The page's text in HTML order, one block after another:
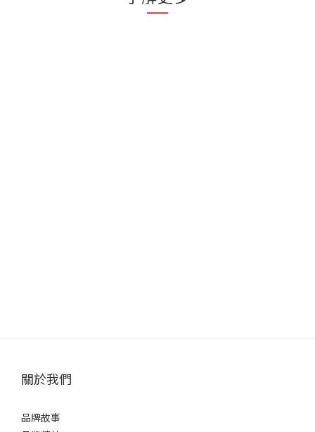
關於我們
品牌故事